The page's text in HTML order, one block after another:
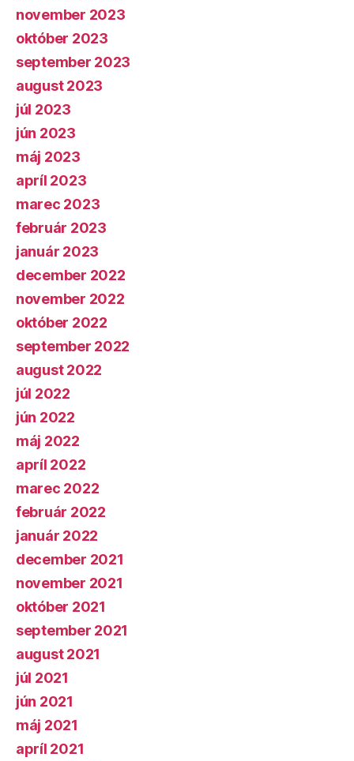
november 2023
október 2023
september 2023
august 2023
júl 2023
jún 2023
máj 2023
apríl 2023
marec 2023
február 2023
január 2023
december 2022
november 2022
október 2022
september 2022
august 2022
júl 2022
jún 2022
máj 2022
apríl 2022
marec 2022
február 2022
január 2022
december 2021
november 2021
október 2021
september 2021
august 2021
júl 2021
jún 2021
máj 2021
apríl 2021